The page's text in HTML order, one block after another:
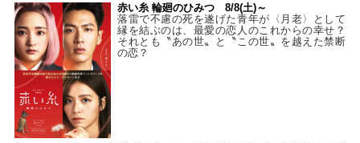
赤い糸 輪廻のひみつ 8/8(土)～
落雷で不慮の死を遂げた青年が〈月老〉として
縁を結ぶのは、最愛の恋人のこれからの幸せ？
それとも〝あの世〟と〝この世〟を越えた禁断
の恋？